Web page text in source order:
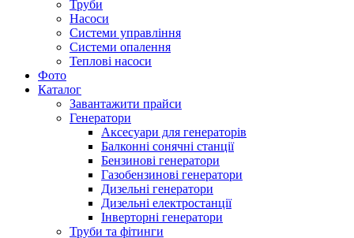
Труби
Насоси
Системи управління
Системи опалення
Теплові насоси
Фото
Каталог
Завантажити прайси
Генератори
Аксесуари для генераторів
Балконні сонячні станції
Бензинові генератори
Газобензинові генератори
Дизельні генератори
Дизельні електростанції
Інверторні генератори
Труби та фітинги